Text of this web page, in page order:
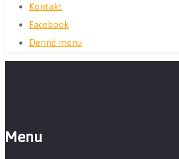
Kontakt
Facebook
Denné menu
Menu